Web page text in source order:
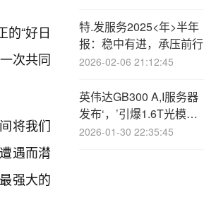
“好日
次共同
将我们
遇而潸
强大的
特.发服务2025<年>半年
报：稳中有进，承压前行
2026-02-06 21:12:45
英伟达GB300 A,I服务器
发布‘，’引爆1.6T光模块
需求
2026-01-30 22:35:45